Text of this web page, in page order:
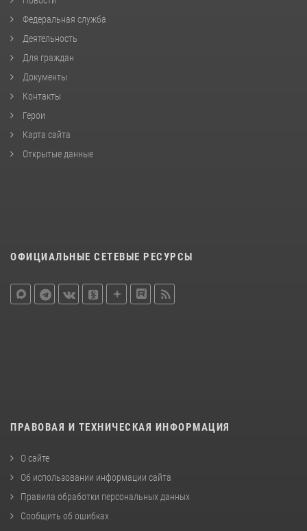
Федеральная служба
Деятельность
Для граждан
Документы
Контакты
Герои
Карта сайта
Открытые данные
ОФИЦИАЛЬНЫЕ СЕТЕВЫЕ РЕСУРСЫ
ПРАВОВАЯ И ТЕХНИЧЕСКАЯ ИНФОРМАЦИЯ
О сайте
Об использовании информации сайта
Правила обработки персональных данных
Сообщить об ошибках